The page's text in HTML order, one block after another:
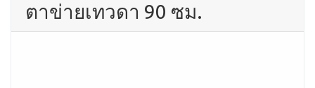
ตาข่ายเทวดา 90 ซม.